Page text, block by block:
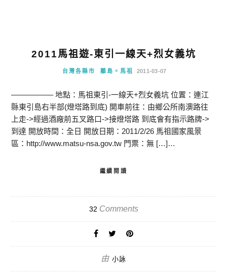
2011馬祖遊-東引一線天+烈女義坑
台灣各縣市 離島。馬祖 2011-03-07
—————– 地點：馬祖東引-一線天+烈女義坑 位置：連江
縣東引島右半部(燈塔路到底) 開車前往：由鄉公所南澳路往
上走->經過酒廠前五叉路口->接燈塔路 到底會有指示路牌->
到達 開放時間：全日 開放日期：2011/2/26 馬祖國家風景
區：http://www.matsu-nsa.gov.tw 門票：無 […]…
繼續閱讀
32 Comments
由 小詠